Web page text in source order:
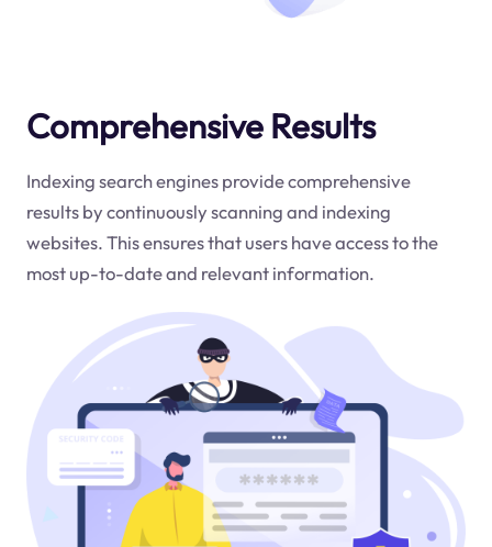
Comprehensive Results
Indexing search engines provide comprehensive
results by continuously scanning and indexing
websites. This ensures that users have access to the
most up-to-date and relevant information.